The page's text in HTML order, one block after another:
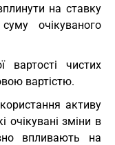
на ставку
очікуваного
вартості чистих
вартістю.
активу
очікувані зміни в
впливають на